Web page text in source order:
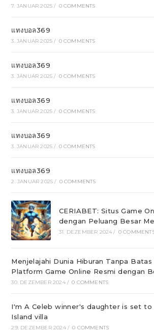
7. JANUAR 2025 / 0 COMMENTS
แทงบอล369
3. JANUAR 2025 / 0 COMMENTS
แทงบอล369
3. JANUAR 2025 / 0 COMMENTS
แทงบอล369
3. JANUAR 2025 / 0 COMMENTS
แทงบอล369
3. JANUAR 2025 / 0 COMMENTS
แทงบอล369
2. JANUAR 2025 / 0 COMMENTS
CERIABET: Situs Game
dengan Peluang Besar
31. DEZEMBER 2024 / 0
Menjelajahi Dunia Hiburan Tanpa Batas
Platform Game Online Resmi dengan
30. DEZEMBER 2024 / 0 COMMENTS
I'm A Celeb winner's daughter is set
Island villa
29. DEZEMBER 2024 / 0 COMMENTS